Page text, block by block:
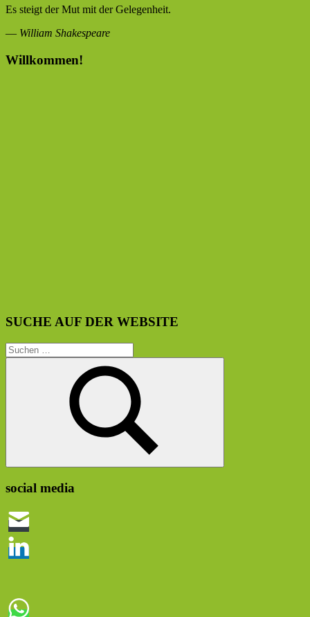
Es steigt der Mut mit der Gelegenheit.
— William Shakespeare
Willkommen!
SUCHE AUF DER WEBSITE
Suchen
nach:
Suchen
social media